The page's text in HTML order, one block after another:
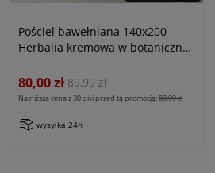
Pościel bawełniana 140x200
Herbalia kremowa w botaniczny
80,00 zł 89,99 zł
Najniższa cena z 30 dni przed tą promocją:89,99 zł
wysyłka 24h